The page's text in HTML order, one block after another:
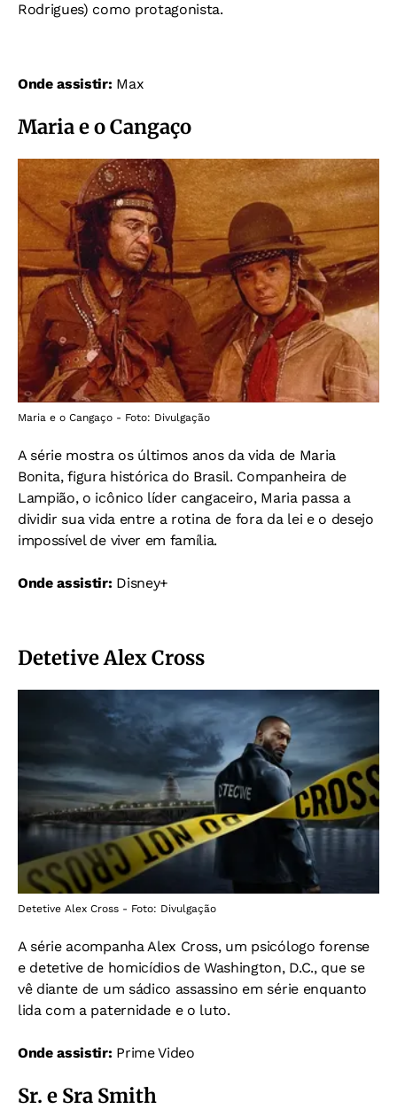
Rodrigues) como protagonista.
Onde assistir: Max
Maria e o Cangaço
Maria e o Cangaço - Foto: Divulgação
A série mostra os últimos anos da vida de Maria
Bonita, figura histórica do Brasil. Companheira de
Lampião, o icônico líder cangaceiro, Maria passa a
dividir sua vida entre a rotina de fora da lei e o desejo
impossível de viver em família.
Onde assistir: Disney+
Detetive Alex Cross
Detetive Alex Cross - Foto: Divulgação
A série acompanha Alex Cross, um psicólogo forense
e detetive de homicídios de Washington, D.C., que se
vê diante de um sádico assassino em série enquanto
lida com a paternidade e o luto.
Onde assistir: Prime Video
Sr. e Sra Smith